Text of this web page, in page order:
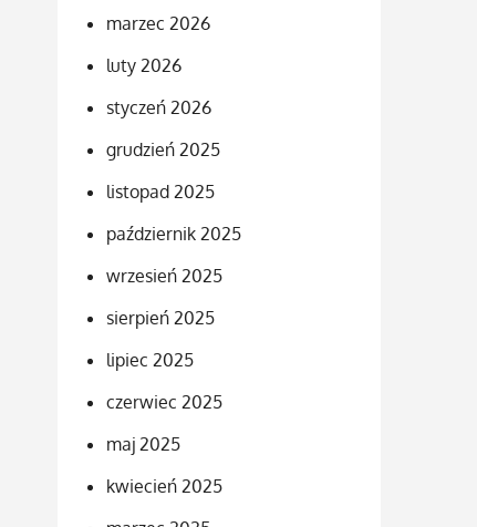
marzec 2026
luty 2026
styczeń 2026
grudzień 2025
listopad 2025
październik 2025
wrzesień 2025
sierpień 2025
lipiec 2025
czerwiec 2025
maj 2025
kwiecień 2025